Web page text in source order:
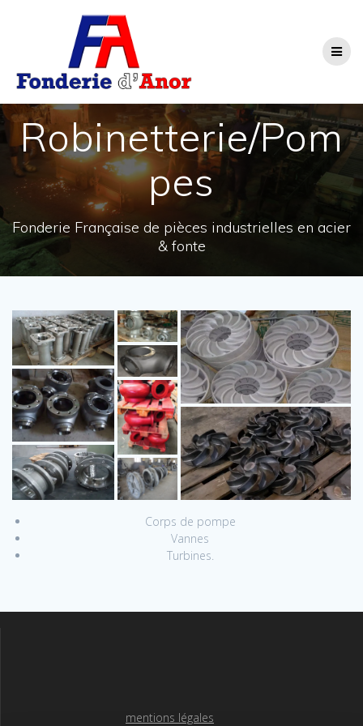
Robinetterie/Pom
pes
Fonderie Française de pièces industrielles en acier
& fonte
Corps de pompe
Vannes
Turbines.
mentions légales